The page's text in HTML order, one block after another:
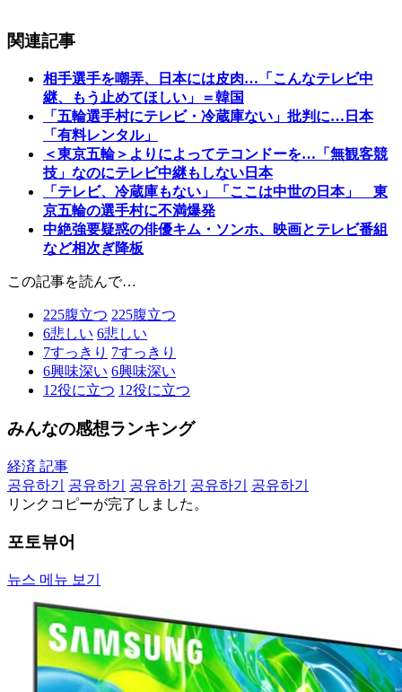
関連記事
相手選手を嘲弄、日本には皮肉…「こんなテレビ中
継、もう止めてほしい」＝韓国
「五輪選手村にテレビ・冷蔵庫ない」批判に…日本
「有料レンタル」
＜東京五輪＞よりによってテコンドーを…「無観客競
技」なのにテレビ中継もしない日本
「テレビ、冷蔵庫もない」「ここは中世の日本」 東
京五輪の選手村に不満爆発
中絶強要疑惑の俳優キム・ソンホ、映画とテレビ番組
など相次ぎ降板
この記事を読んで…
225腹立つ 225腹立つ
6悲しい 6悲しい
7すっきり 7すっきり
6興味深い 6興味深い
12役に立つ 12役に立つ
みんなの感想ランキング
経済 記事
공유하기
공유하기 공유하기 공유하기
공유하기
リンクコピーが完了しました。
포토뷰어
뉴스 메뉴 보기